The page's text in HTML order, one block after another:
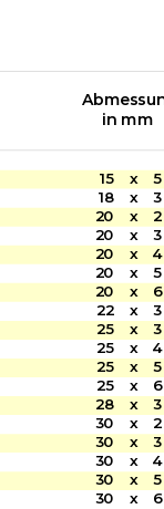
in mm
15 x 5
18 x 3
20 x 2
20 x 3
20 x 4
20 x 5
20 x 6
22 x 3
25 x 3
25 x 4
25 x 5
25 x 6
28 x 3
30 x 2
30 x 3
30 x 4
30 x 5
30 x 6